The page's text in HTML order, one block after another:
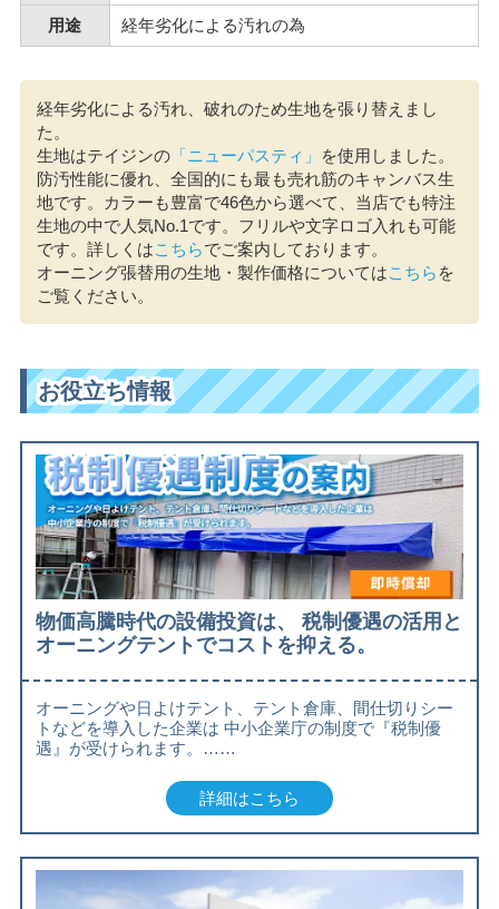
用途 経年劣化による汚れの為
経年劣化による汚れ、破れのため生地を張り替えまし
た。
生地はテイジンの「ニューパスティ」
を使用しました。
防汚性能に優れ、全国的にも最も売れ筋のキャンバス生
地です。カラーも豊富で46色から選べて、当店でも特注
生地の中で人気No.1です。フリルや文字ロゴ入れも可能
です。詳しくはこちらでご案内しております。
オーニング張替用の生地・製作価格についてはこちら を
ご覧ください。
お役立ち情報
物価高騰時代の設備投資は、 税制優遇の活用と
オーニングテントでコストを抑える。
オーニングや日よけテント、テント倉庫、間仕切りシー
トなどを導入した企業は 中小企業庁の制度で『税制優
遇』が受けられます。……
詳細はこちら